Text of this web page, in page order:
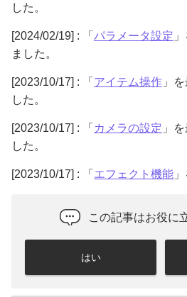
した。
[2024/02/19] : 「 パラメータ設定
ました。
[2023/10/17] : 「 アイテム操作 」
した。
[2023/10/17] : 「 カメラの設定 」
した。
[2023/10/17] : 「 エフェクト機能
この記事はお役に
はい